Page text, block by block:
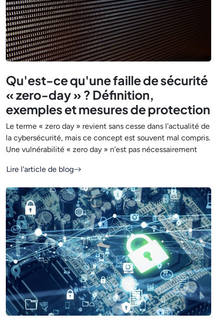
Qu'est-ce qu'une faille de sécurité
« zero-day » ? Définition,
exemples et mesures de protection
Le terme « zero day » revient sans cesse dans l'actualité de
la cybersécurité, mais ce concept est souvent mal compris.
Une vulnérabilité « zero day » n'est pas nécessairement
Lire l'article de blog